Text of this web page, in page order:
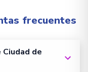
frecuentes
de